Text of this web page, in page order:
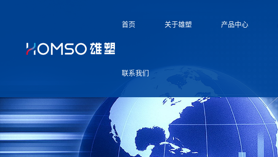
首页 关于雄塑 产品中心
联系我们